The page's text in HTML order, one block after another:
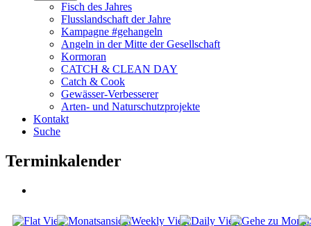
Fisch des Jahres
Flusslandschaft der Jahre
Kampagne #gehangeln
Angeln in der Mitte der Gesellschaft
Kormoran
CATCH & CLEAN DAY
Catch & Cook
Gewässer-Verbesserer
Arten- und Naturschutzprojekte
Kontakt
Suche
Terminkalender